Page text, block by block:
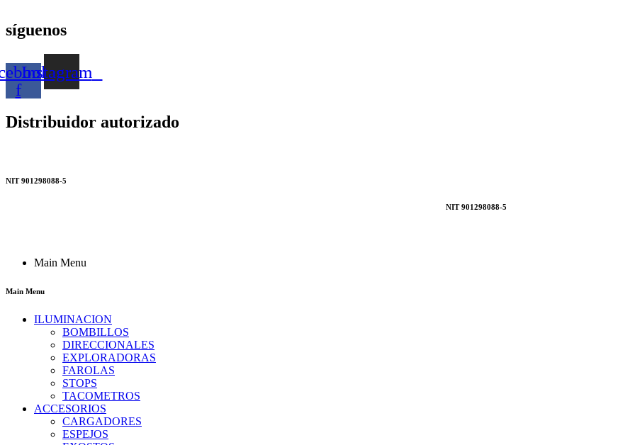
síguenos
f
Instagram
Distribuidor autorizado
NIT 901298088-5
NIT 901298088-5
Main Menu
Main Menu
ILUMINACION
BOMBILLOS
DIRECCIONALES
EXPLORADORAS
FAROLAS
STOPS
TACOMETROS
ACCESORIOS
CARGADORES
ESPEJOS